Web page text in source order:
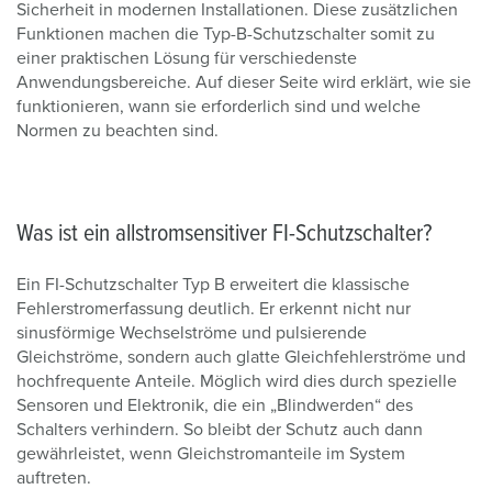
Sicherheit in modernen Installationen. Diese zusätzlichen
Funktionen machen die Typ-B-Schutzschalter somit zu
einer praktischen Lösung für verschiedenste
Anwendungsbereiche. Auf dieser Seite wird erklärt, wie sie
funktionieren, wann sie erforderlich sind und welche
Normen zu beachten sind.
Was ist ein allstromsensitiver FI-Schutzschalter?
Ein FI-Schutzschalter Typ B erweitert die klassische
Fehlerstromerfassung deutlich. Er erkennt nicht nur
sinusförmige Wechselströme und pulsierende
Gleichströme, sondern auch glatte Gleichfehlerströme und
hochfrequente Anteile. Möglich wird dies durch spezielle
Sensoren und Elektronik, die ein „Blindwerden“ des
Schalters verhindern. So bleibt der Schutz auch dann
gewährleistet, wenn Gleichstromanteile im System
auftreten.